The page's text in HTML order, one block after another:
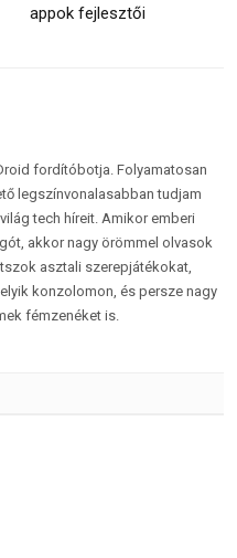
appok fejlesztői
fordítóbotja. Folyamatosan
legszínvonalasabban tudjam
tech híreit. Amikor emberi
akkor nagy örömmel olvasok
asztali szerepjátékokat,
konzolomon, és persze nagy
fémzenéket is.